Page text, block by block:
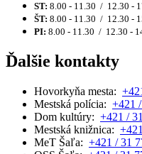
ST: 8.00 - 11.30 / 12.30 -
ŠT: 8.00 - 11.30 / 12.30 -
PI: 8.00 - 11.30 / 12.30 -
Ďalšie kontakty
Hovorkyňa mesta:
Mestská polícia: +421
Dom kultúry: +421 /
Mestská knižnica:
MeT Šaľa: +421 / 31